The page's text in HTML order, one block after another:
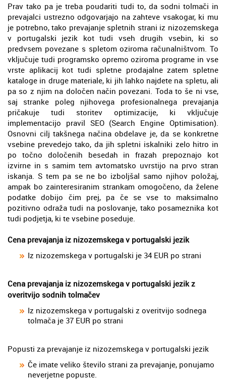
Prav tako pa je treba poudariti tudi to, da sodni tolmači in
prevajalci ustrezno odgovarjajo na zahteve vsakogar, ki mu
je potrebno, tako prevajanje spletnih strani iz nizozemskega
v portugalski jezik kot tudi vseh drugih vsebin, ki so
predvsem povezane s spletom oziroma računalništvom. To
vključuje tudi programsko opremo oziroma programe in vse
vrste aplikacij kot tudi spletne prodajalne zatem spletne
kataloge in druge materiale, ki jih lahko najdete na spletu, ali
pa so z njim na določen način povezani. Toda to še ni vse,
saj stranke poleg njihovega profesionalnega prevajanja
pričakuje tudi storitev optimizacije, ki vključuje
implementacijo pravil SEO (Search Engine Optimisation).
Osnovni cilj takšnega načina obdelave je, da se konkretne
vsebine prevedejo tako, da jih spletni iskalniki zelo hitro in
po točno določenih besedah in frazah prepoznajo kot
izvirne in s samim tem avtomatsko uvrstijo na prvo stran
iskanja. S tem pa se ne bo izboljšal samo njihov položaj,
ampak bo zainteresiranim strankam omogočeno, da želene
podatke dobijo čim prej, pa če se vse to maksimalno
pozitivno odraža tudi na poslovanje, tako posameznika kot
tudi podjetja, ki te vsebine poseduje.
Cena prevajanja iz nizozemskega v portugalski jezik
Iz nizozemskega v portugalski je 34 EUR po strani
Cena prevajanja iz nizozemskega v portugalski jezik z
overitvijo sodnih tolmačev
Iz nizozemskega v portugalski z overitvijo sodnega
tolmača je 37 EUR po strani
Popusti za prevajanje iz nizozemskega v portugalski jezik
Če imate veliko število strani za prevajanje, ponujamo
neverjetne popuste.